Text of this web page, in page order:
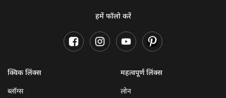
हमें फॉलो करें
क्विक लिंक्स
ब्लॉग्स
महत्वपूर्ण लिंक्स
लोन